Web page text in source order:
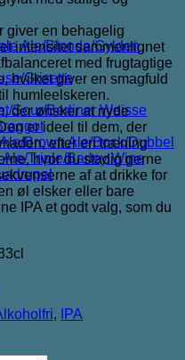
Ale/Blonde/Gylden
Grisette
Sour/Berliner Weisse
Brown Ale/Bock/Dubbel
Triple/Barley Wine
giver en behagelig
intensitet sammenlignet
med frugtagtige
hvilket giver en smagfuld
humleelskeren.
der ønsker at nyde
er ideel til dem, der
efter en træning
hvor du stadig gerne
af at drikke for
øl elsker eller bare
IPA et godt valg, som du
, IPA